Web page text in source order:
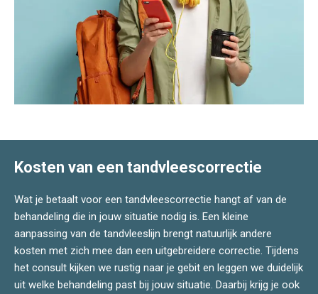
Kosten van een tandvleescorrectie
Wat je betaalt voor een tandvleescorrectie hangt af van de
behandeling die in jouw situatie nodig is. Een kleine
aanpassing van de tandvleeslijn brengt natuurlijk andere
kosten met zich mee dan een uitgebreidere correctie. Tijdens
het consult kijken we rustig naar je gebit en leggen we duidelijk
uit welke behandeling past bij jouw situatie. Daarbij krijg je ook